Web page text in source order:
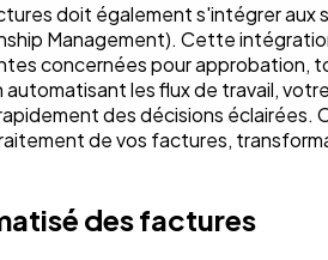
doit également s'intégrer aux
Management). Cette
concernées pour approbation,
les flux de travail,
des décisions éclairées.
de vos factures,
des factures